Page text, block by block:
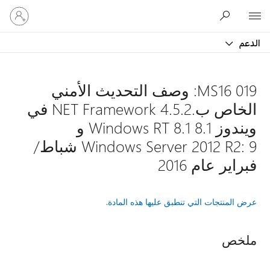
الدعم
تسجيل
الدخول
إلى
MS16 019: وصف التحديث الأمني
الخاص ب.NET Framework 4.5.2 في
ويندوز 8.1 Windows RT 8.1 و
Windows Server 2012 R2: 9 شباط/
فبراير عام 2016
عرض المنتجات التي تنطبق عليها هذه المادة.
ملخص